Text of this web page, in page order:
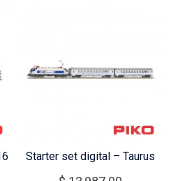
Starter set digital – Taurus